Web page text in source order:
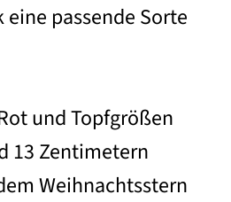
eine passende Sorte
und Topfgrößen
13 Zentimetern
Weihnachtsstern